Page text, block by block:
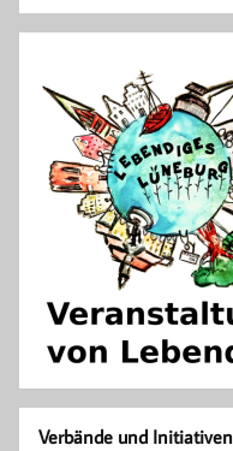
Verbände und Initiativen